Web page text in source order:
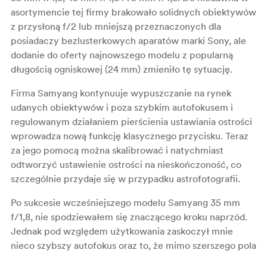
asortymencie tej firmy brakowało solidnych obiektywów
z przysłoną f/2 lub mniejszą przeznaczonych dla
posiadaczy bezlusterkowych aparatów marki Sony, ale
dodanie do oferty najnowszego modelu z popularną
długością ogniskowej (24 mm) zmieniło tę sytuację.
Firma Samyang kontynuuje wypuszczanie na rynek
udanych obiektywów i poza szybkim autofokusem i
regulowanym działaniem pierścienia ustawiania ostrości
wprowadza nową funkcję klasycznego przycisku. Teraz
za jego pomocą można skalibrować i natychmiast
odtworzyć ustawienie ostrości na nieskończoność, co
szczególnie przydaje się w przypadku astrofotografii.
Po sukcesie wcześniejszego modelu Samyang 35 mm
f/1,8, nie spodziewałem się znaczącego kroku naprzód.
Jednak pod względem użytkowania zaskoczył mnie
nieco szybszy autofokus oraz to, że mimo szerszego pola